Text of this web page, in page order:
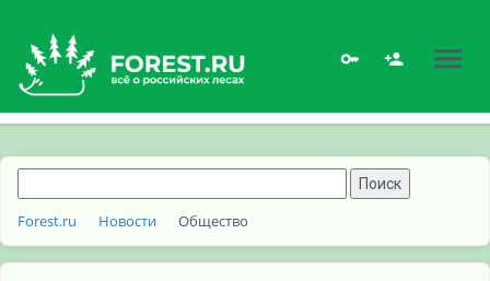
Forest.ru Новости Общество